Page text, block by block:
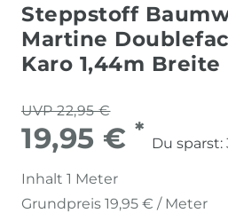
Steppstoff
Martine
Karo 1,44m Breite
UVP 22,95 €
19,95 € *
Du sparst:
Inhalt 1 Meter
Grundpreis 19,95 € / Meter